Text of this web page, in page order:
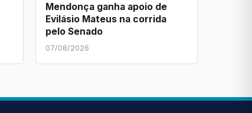
Mendonça ganha apoio de
Evilásio Mateus na corrida
pelo Senado
07/08/2026